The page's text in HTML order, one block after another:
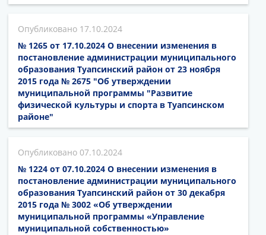
17.10.2024
№ 1265 от 17.10.2024 О внесении изменения в
постановление администрации муниципального
образования Туапсинский район от 23 ноября
2015 года № 2675 "Об утверждении
муниципальной программы "Развитие
физической культуры и спорта в Туапсинском
районе"
07.10.2024
№ 1224 от 07.10.2024 О внесении изменения в
постановление администрации муниципального
образования Туапсинский район от 30 декабря
2015 года № 3002 «Об утверждении
муниципальной программы «Управление
муниципальной собственностью»